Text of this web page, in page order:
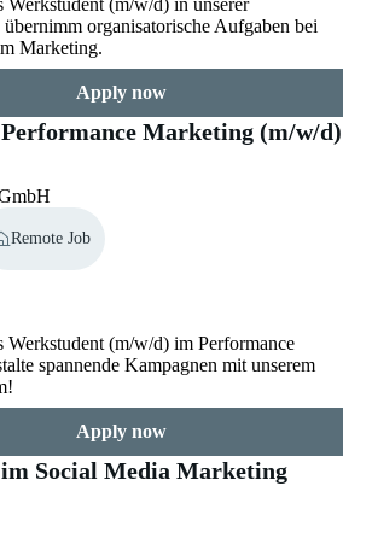
Werkstudent (m/w/d) in unserer
organisatorische Aufgaben bei
Marketing.
Apply now
Marketing (m/w/d)
Remote Job
Werkstudent (m/w/d) im Performance
spannende Kampagnen mit unserem
Apply now
Social Media Marketing